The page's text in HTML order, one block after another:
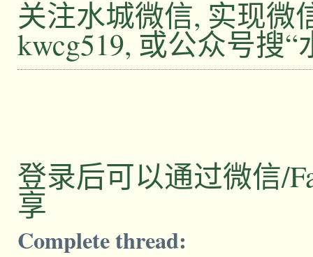
关注水城微信, 实现微
kwcg519, 或公众号搜“
登录后可以通过微信/
享
Complete thread: